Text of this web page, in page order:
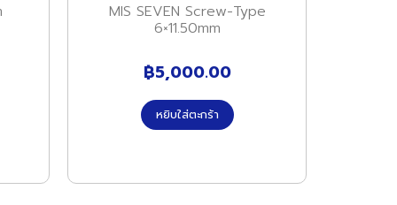
MIS SEVEN Screw-Type
6×11.50mm
฿5,000.00
หยิบใส่ตะกร้า